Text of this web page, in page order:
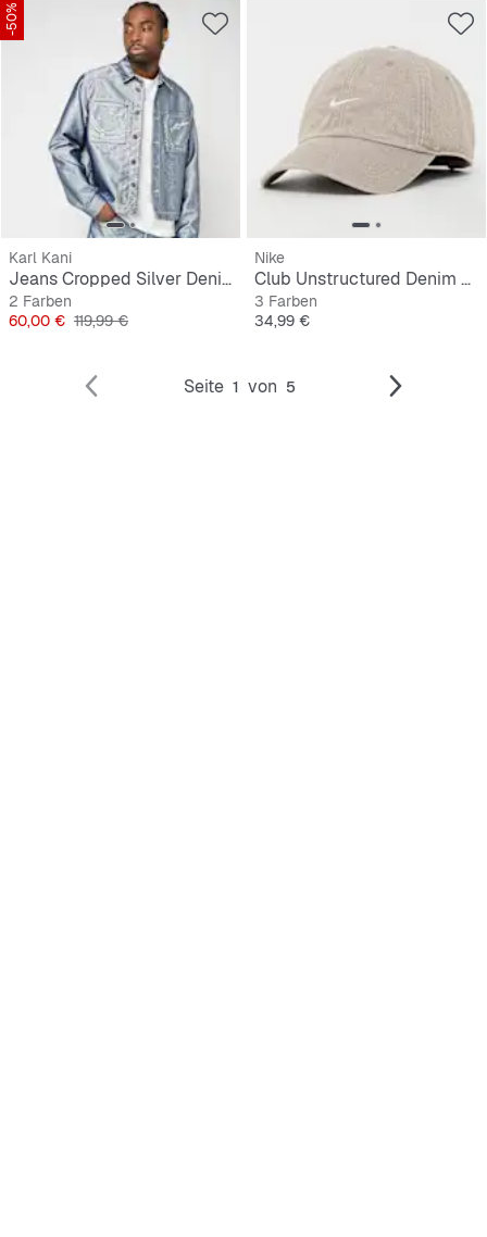
-50%
Karl Kani
Jeans Cropped Silver Denim Jacket
2 Farben
Preis
60,00 € Originalpreis
119,99 €
Nike
Club Unstructured Denim Cap
3 Farben
Preis
34,99 €
Seite 1 von 5